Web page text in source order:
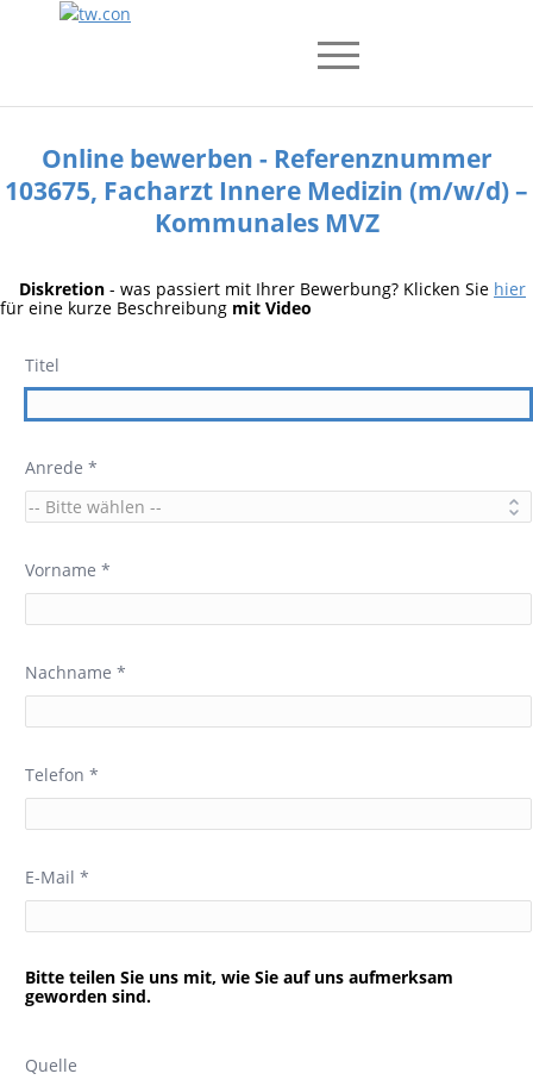
Online bewerben - Referenznummer
103675, Facharzt Innere Medizin (m/w/d) –
Kommunales MVZ
Diskretion - was passiert mit Ihrer Bewerbung? Klicken Sie hier
für eine kurze Beschreibung mit Video
Titel
Anrede *
Vorname *
Nachname *
Telefon *
E-Mail *
Bitte teilen Sie uns mit, wie Sie auf uns aufmerksam
geworden sind.
Quelle